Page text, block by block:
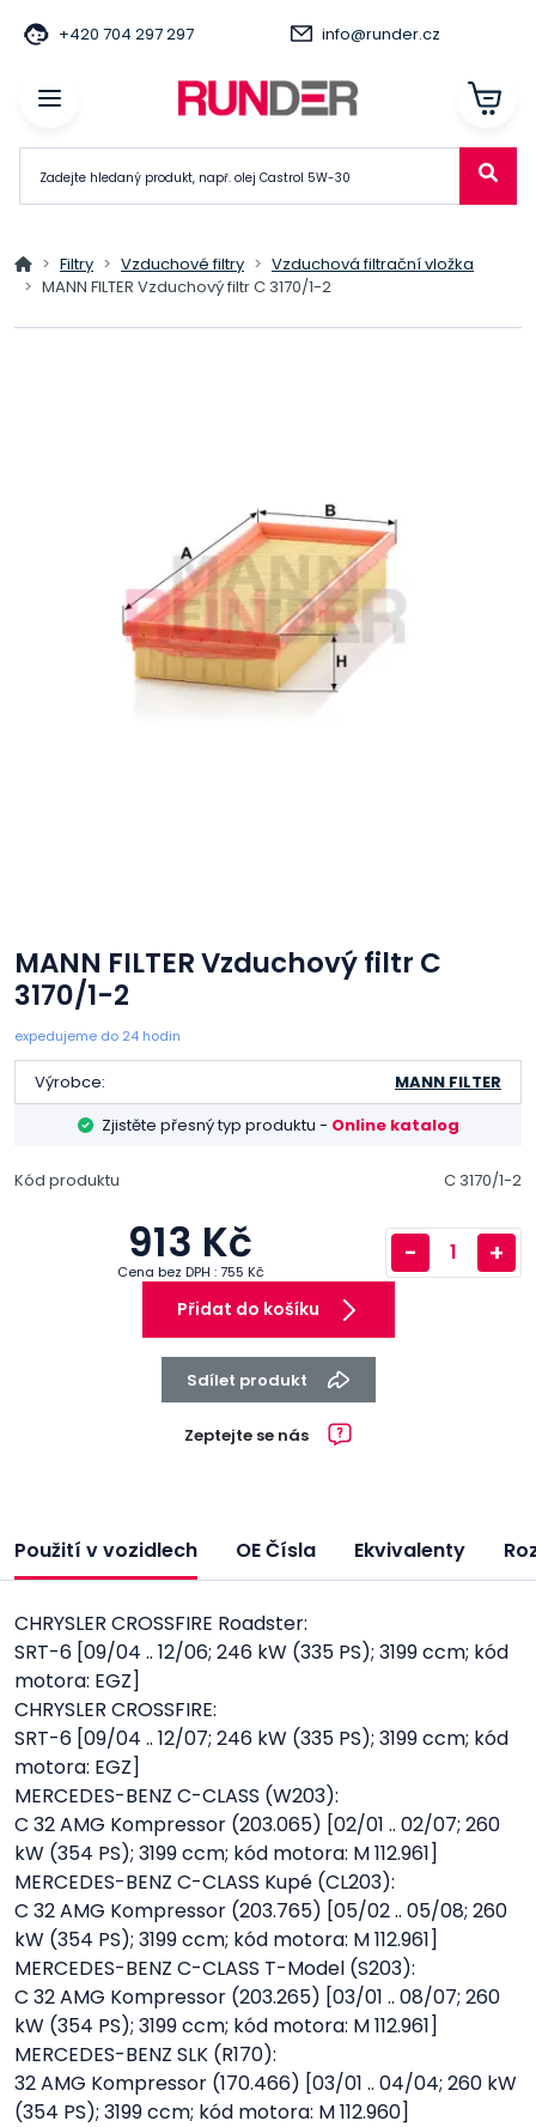
+420 704 297 297 info@runder.cz
Filtry Vzduchové filtry
Vzduchová filtrační vložka
MANN FILTER Vzduchový filtr C 3170/1-2
MANN FILTER Vzduchový filtr C
3170/1-2
expedujeme do 24 hodin
Výrobce:
MANN FILTER
Zjistěte přesný typ produktu - Online katalog
Kód produktu C 3170/1-2
913 Kč
Cena bez DPH : 755 Kč
- +
Přidat do košíku
Zeptejte se nás
Sdílet produkt
Použití v vozidlech OE Čísla Ekvivalenty
CHRYSLER CROSSFIRE Roadster:
SRT-6 [09/04 .. 12/06; 246 kW (335 PS); 3199 ccm; kód
motora: EGZ]
CHRYSLER CROSSFIRE:
SRT-6 [09/04 .. 12/07; 246 kW (335 PS); 3199 ccm; kód
motora: EGZ]
MERCEDES-BENZ C-CLASS (W203):
C 32 AMG Kompressor (203.065) [02/01 .. 02/07; 260
kW (354 PS); 3199 ccm; kód motora: M 112.961]
MERCEDES-BENZ C-CLASS Kupé (CL203):
C 32 AMG Kompressor (203.765) [05/02 .. 05/08; 260
kW (354 PS); 3199 ccm; kód motora: M 112.961]
MERCEDES-BENZ C-CLASS T-Model (S203):
C 32 AMG Kompressor (203.265) [03/01 .. 08/07; 260
kW (354 PS); 3199 ccm; kód motora: M 112.961]
MERCEDES-BENZ SLK (R170):
32 AMG Kompressor (170.466) [03/01 .. 04/04; 260 kW
(354 PS); 3199 ccm; kód motora: M 112.960]